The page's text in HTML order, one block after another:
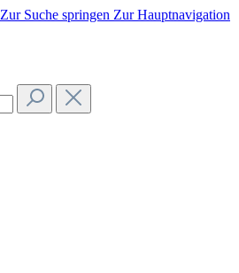
Zur Suche springen Zur Hauptnavigation